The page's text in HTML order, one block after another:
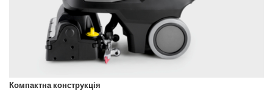
Компактна конструкція